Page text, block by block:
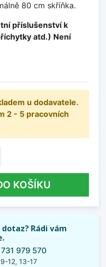
80 cm skříňka.
příslušenství k
atd.) Není
u dodavatele.
2 - 5 pracovních
KOŠÍKU
Rádi vám
979 570
12, 13-17